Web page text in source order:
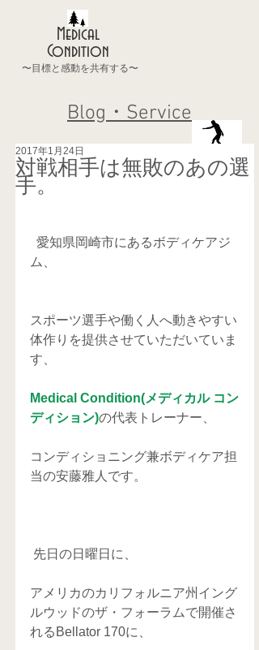
Medical
Condition
〜目標と感動を共有する〜
Blog・Service
対戦相手は無敗のあの選
手。
2017年1月24日
ム、
スポーツ選手や働く人へ動きやすい
体作りを提供させていただいていま
す、
Medical Condition(メディカル コン
ディション)の代表トレーナー、
コンディショニング兼ボディケア担
当の安藤雅人です。
先日の日曜日に、
アメリカのカリフォルニア州イング
ルウッドのザ・フォーラムで開催さ
れるBellator 170に、